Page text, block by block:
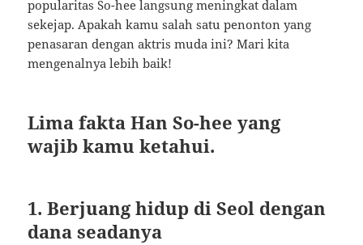
popularitas So-hee langsung meningkat dalam
sekejap. Apakah kamu salah satu penonton yang
penasaran dengan aktris muda ini? Mari kita
mengenalnya lebih baik!
Lima fakta Han So-hee yang
wajib kamu ketahui.
1. Berjuang hidup di Seol dengan
dana seadanya